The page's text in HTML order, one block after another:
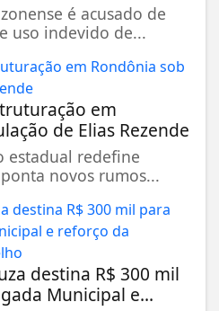
é acusado de
uso indevido de...
em
de Elias Rezende
estadual redefine
novos rumos...
destina R$ 300 mil
Municipal e...